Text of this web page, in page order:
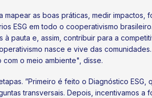
as boas práticas, medir impactos,
ESG em todo o cooperativismo
pauta e, assim, contribuir para a
nasce e vive das
o meio ambiente", disse.
”Primeiro é feito o Diagnóstico
transversais. Depois, incentivamos